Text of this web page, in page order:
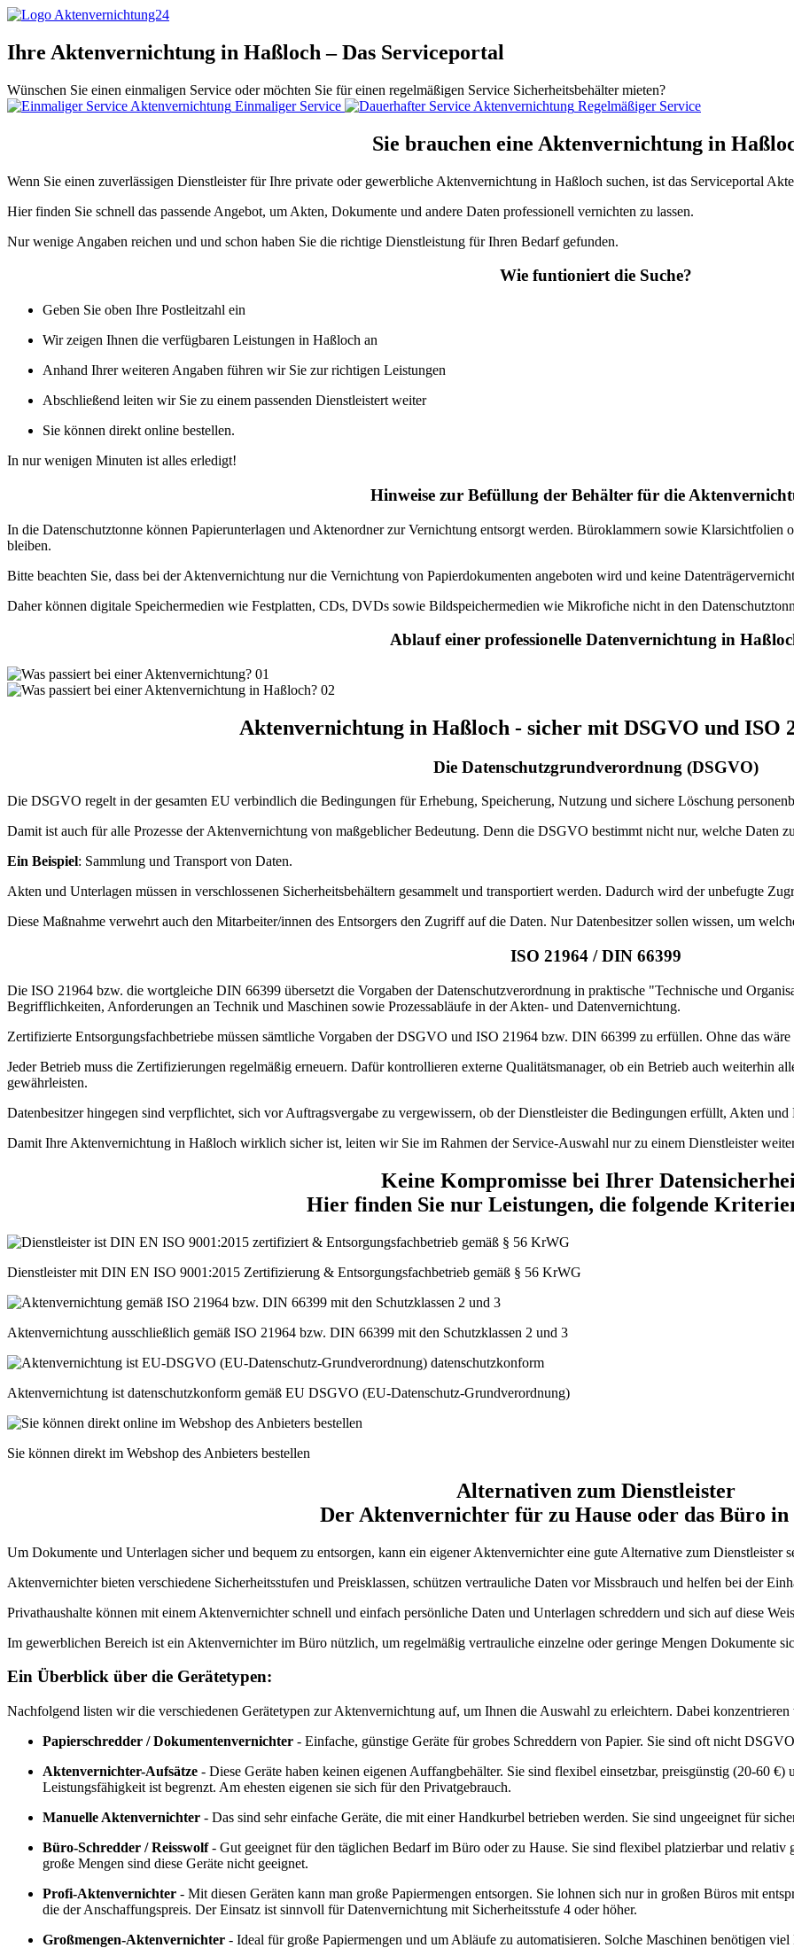
Ihre Aktenvernichtung in Haßloch – Das Serviceportal
Wünschen Sie einen einmaligen Service oder möchten Sie für einen regelmäßigen Service Sicherheitsbehälter mieten?
Einmaliger Service
Regelmäßiger Service
Sie brauchen eine Aktenvernichtung in
Wenn Sie einen zuverlässigen Dienstleister für Ihre private oder gewerbliche Aktenvernichtung in Haßloch suchen, ist das Serviceportal
Hier finden Sie schnell das passende Angebot, um Akten, Dokumente und andere Daten professionell vernichten zu lassen.
Nur wenige Angaben reichen und und schon haben Sie die richtige Dienstleistung für Ihren Bedarf gefunden.
Wie funtioniert die Suche?
Geben Sie oben Ihre Postleitzahl ein
Wir zeigen Ihnen die verfügbaren Leistungen in Haßloch an
Anhand Ihrer weiteren Angaben führen wir Sie zur richtigen Leistungen
Abschließend leiten wir Sie zu einem passenden Dienstleistert weiter
Sie können direkt online bestellen.
In nur wenigen Minuten ist alles erledigt!
Hinweise zur Befüllung der Behälter für die
In die Datenschutztonne können Papierunterlagen und Aktenordner zur Vernichtung entsorgt werden. Büroklammern sowie Klarsichtfolien
bleiben.
Bitte beachten Sie, dass bei der Aktenvernichtung nur die Vernichtung von Papierdokumenten angeboten wird und keine
Daher können digitale Speichermedien wie Festplatten, CDs, DVDs sowie Bildspeichermedien wie Mikrofiche nicht in den
Ablauf einer professionelle Datenvernichtung in
Aktenvernichtung in Haßloch - sicher mit DSGVO und ISO
Die Datenschutzgrundverordnung (DSGVO)
Die DSGVO regelt in der gesamten EU verbindlich die Bedingungen für Erhebung, Speicherung, Nutzung und sichere Löschung
Damit ist auch für alle Prozesse der Aktenvernichtung von maßgeblicher Bedeutung. Denn die DSGVO bestimmt nicht nur, welche Daten
Ein Beispiel: Sammlung und Transport von Daten.
Akten und Unterlagen müssen in verschlossenen Sicherheitsbehältern gesammelt und transportiert werden. Dadurch wird der unbefugte
Diese Maßnahme verwehrt auch den Mitarbeiter/innen des Entsorgers den Zugriff auf die Daten. Nur Datenbesitzer sollen wissen, um
ISO 21964 / DIN 66399
Die ISO 21964 bzw. die wortgleiche DIN 66399 übersetzt die Vorgaben der Datenschutzverordnung in praktische "Technische und
Begrifflichkeiten, Anforderungen an Technik und Maschinen sowie Prozessabläufe in der Akten- und Datenvernichtung.
Zertifizierte Entsorgungsfachbetriebe müssen sämtliche Vorgaben der DSGVO und ISO 21964 bzw. DIN 66399 zu erfüllen. Ohne das
Jeder Betrieb muss die Zertifizierungen regelmäßig erneuern. Dafür kontrollieren externe Qualitätsmanager, ob ein Betrieb auch weiterhin
gewährleisten.
Datenbesitzer hingegen sind verpflichtet, sich vor Auftragsvergabe zu vergewissern, ob der Dienstleister die Bedingungen erfüllt, Akten
Damit Ihre Aktenvernichtung in Haßloch wirklich sicher ist, leiten wir Sie im Rahmen der Service-Auswahl nur zu einem Dienstleister
Keine Kompromisse bei Ihrer
Hier finden Sie nur Leistungen, die folgende
Dienstleister mit DIN EN ISO 9001:2015 Zertifizierung & Entsorgungsfachbetrieb gemäß § 56 KrWG
Aktenvernichtung ausschließlich gemäß ISO 21964 bzw. DIN 66399 mit den Schutzklassen 2 und 3
Aktenvernichtung ist datenschutzkonform gemäß EU DSGVO (EU-Datenschutz-Grundverordnung)
Sie können direkt im Webshop des Anbieters bestellen
Alternativen zum Dienstleister
Der Aktenvernichter für zu Hause oder das Büro in
Um Dokumente und Unterlagen sicher und bequem zu entsorgen, kann ein eigener Aktenvernichter eine gute Alternative zum Dienstleister
Aktenvernichter bieten verschiedene Sicherheitsstufen und Preisklassen, schützen vertrauliche Daten vor Missbrauch und helfen bei der
Privathaushalte können mit einem Aktenvernichter schnell und einfach persönliche Daten und Unterlagen schreddern und sich auf diese
Im gewerblichen Bereich ist ein Aktenvernichter im Büro nützlich, um regelmäßig vertrauliche einzelne oder geringe Mengen Dokumente
Ein Überblick über die Gerätetypen:
Nachfolgend listen wir die verschiedenen Gerätetypen zur Aktenvernichtung auf, um Ihnen die Auswahl zu erleichtern. Dabei
Papierschredder / Dokumentenvernichter - Einfache, günstige Geräte für grobes Schreddern von Papier. Sie sind oft nicht
Aktenvernichter-Aufsätze - Diese Geräte haben keinen eigenen Auffangbehälter. Sie sind flexibel einsetzbar, preisgünstig (20-60
Leistungsfähigkeit ist begrenzt. Am ehesten eigenen sie sich für den Privatgebrauch.
Manuelle Aktenvernichter - Das sind sehr einfache Geräte, die mit einer Handkurbel betrieben werden. Sie sind ungeeignet für
Büro-Schredder / Reisswolf- Gut geeignet für den täglichen Bedarf im Büro oder zu Hause. Sie sind flexibel platzierbar und
große Mengen sind diese Geräte nicht geeignet.
Profi-Aktenvernichter - Mit diesen Geräten kann man große Papiermengen entsorgen. Sie lohnen sich nur in großen Büros mit
die der Anschaffungspreis. Der Einsatz ist sinnvoll für Datenvernichtung mit Sicherheitsstufe 4 oder höher.
Großmengen-Aktenvernichter - Ideal für große Papiermengen und um Abläufe zu automatisieren. Solche Maschinen benötigen